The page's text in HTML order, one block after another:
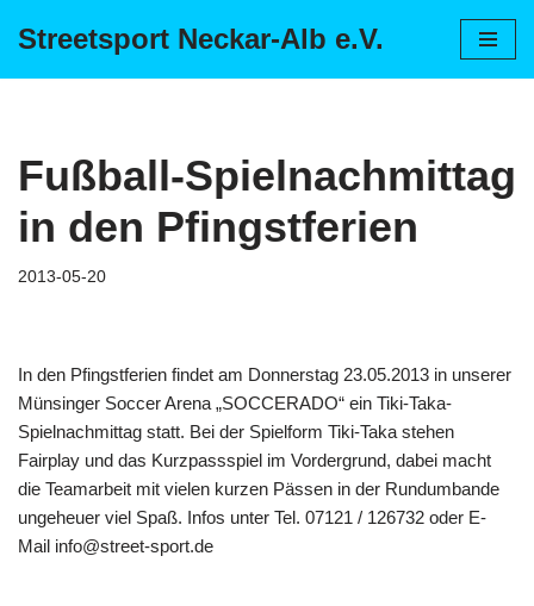
Streetsport Neckar-Alb e.V.
Fußball-Spielnachmittag
in den Pfingstferien
2013-05-20
In den Pfingstferien findet am Donnerstag 23.05.2013 in unserer
Münsinger Soccer Arena „SOCCERADO“ ein Tiki-Taka-
Spielnachmittag statt. Bei der Spielform Tiki-Taka stehen
Fairplay und das Kurzpassspiel im Vordergrund, dabei macht
die Teamarbeit mit vielen kurzen Pässen in der Rundumbande
ungeheuer viel Spaß. Infos unter Tel. 07121 / 126732 oder E-
Mail info@street-sport.de